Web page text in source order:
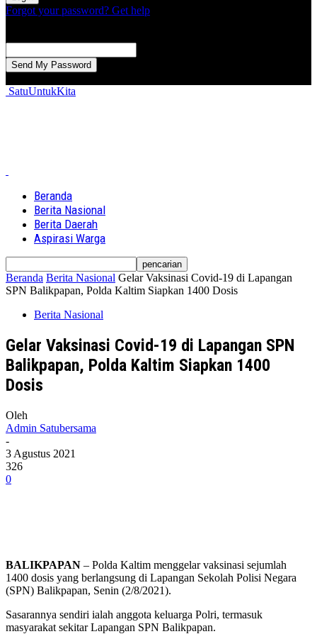
Forgot your password? Get help
SatuUntukKita
Beranda
Berita Nasional
Berita Daerah
Aspirasi Warga
Beranda Berita Nasional Gelar Vaksinasi Covid-19 di Lapangan
SPN Balikpapan, Polda Kaltim Siapkan 1400 Dosis
Berita Nasional
Gelar Vaksinasi Covid-19 di Lapangan SPN
Balikpapan, Polda Kaltim Siapkan 1400
Dosis
Oleh
Admin Satubersama
-
3 Agustus 2021
326
0
BALIKPAPAN – Polda Kaltim menggelar vaksinasi sejumlah
1400 dosis yang berlangsung di Lapangan Sekolah Polisi Negara
(SPN) Balikpapan, Senin (2/8/2021).
Sasarannya sendiri ialah anggota keluarga Polri, termasuk
masyarakat sekitar Lapangan SPN Balikpapan.